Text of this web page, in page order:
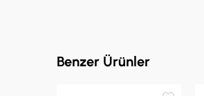
Benzer Ürünler